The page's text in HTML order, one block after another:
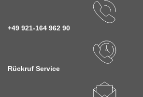
+49 921-164 962 90
Rückruf Service